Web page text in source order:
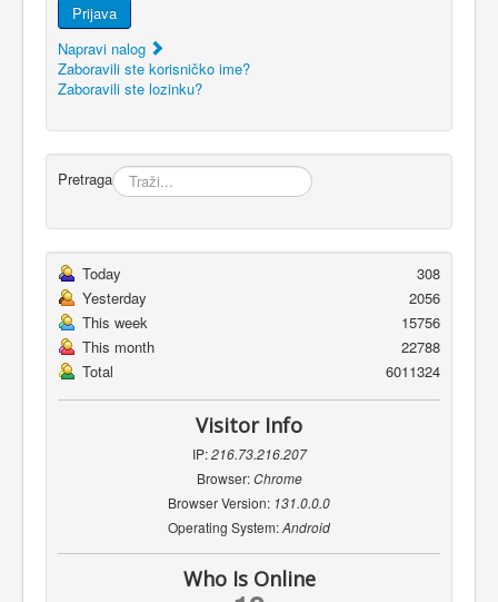
Prijava
Napravi nalog
Zaboravili ste korisničko ime?
Zaboravili ste lozinku?
Pretraga
Today
308
Yesterday
2056
This week
15756
This month
22788
Total
6011324
Visitor Info
IP:216.73.216.207
Browser:Chrome
Browser Version: 131.0.0.0
Operating System:Android
Who Is Online